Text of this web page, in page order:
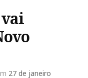
27 de janeiro